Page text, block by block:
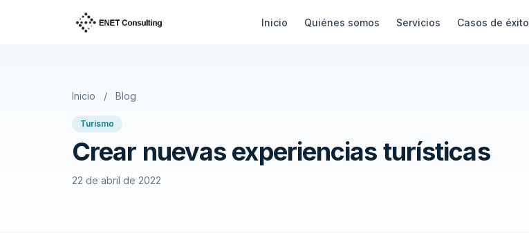
Inicio Quiénes somos Servicios Casos de éxito
Inicio / Blog
Turismo
Crear nuevas experiencias turísticas
22 de abril de 2022